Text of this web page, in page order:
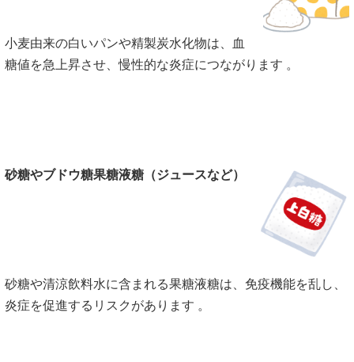
小麦由来の白いパンや精製炭水化物は、血
糖値を急上昇させ、慢性的な炎症につながります 。
砂糖やブドウ糖果糖液糖（ジュースなど）
砂糖や清涼飲料水に含まれる果糖液糖は、免疫機能を乱し、
炎症を促進するリスクがあります 。